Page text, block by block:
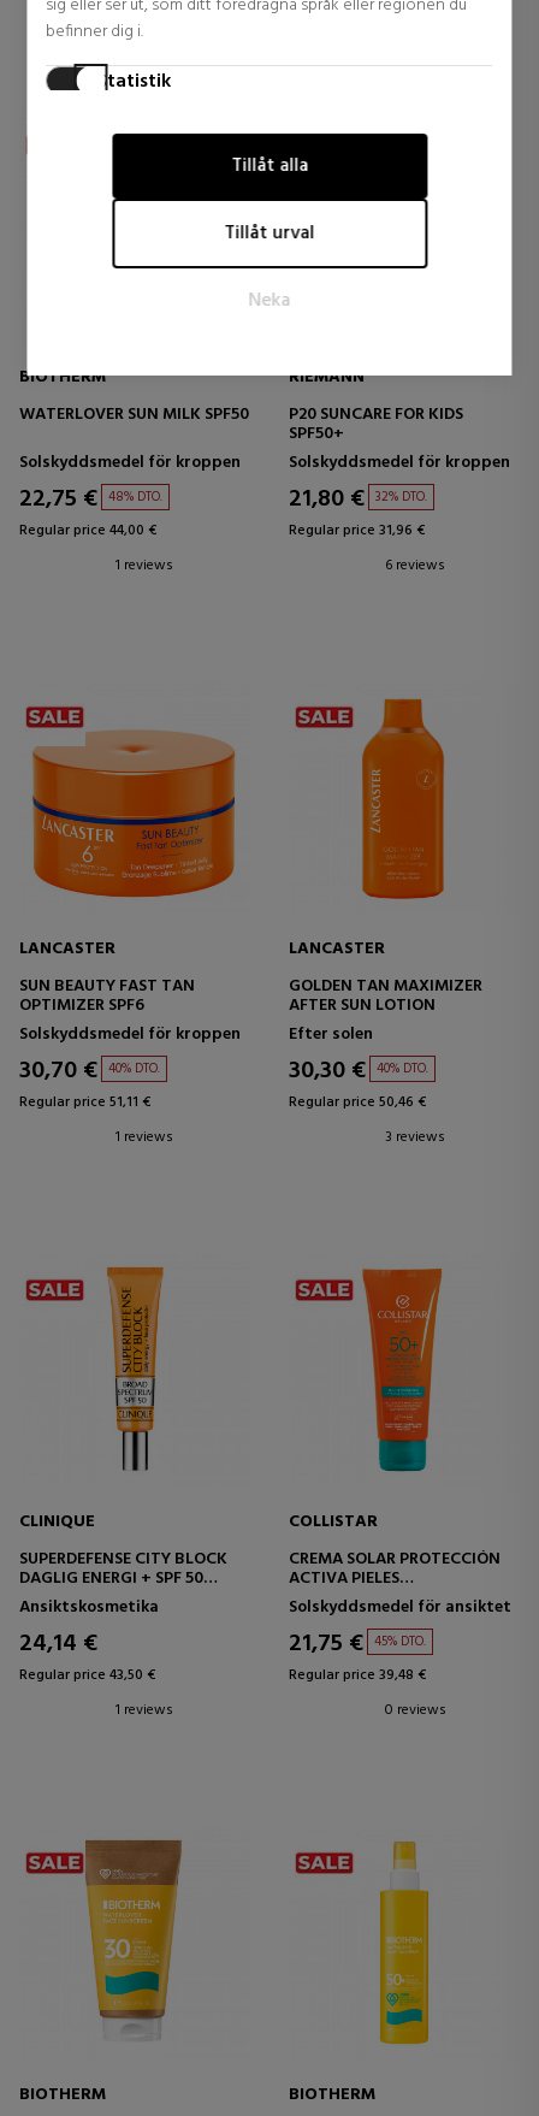
befinner dig i.
Statistik
besökare interagerar med webbplatser genom att samla in
och rapportera information anonymt.
webbplatser. Avsikten är att visa annonser som är relevanta
och engagerande för den enskilda användaren och därmed
Tillåt alla
Tillåt urval
Neka
BIOTHERM
WATERLOVER SUN MILK SPF50
Solskyddsmedel för kroppen
22,75 € 48% DTO.
Regular price 44,00 €
1 reviews
RIEMANN
P20 SUNCARE FOR KIDS
SPF50+
Solskyddsmedel för kroppen
21,80 € 32% DTO.
Regular price 31,96 €
6 reviews
LANCASTER
SUN BEAUTY FAST TAN
OPTIMIZER SPF6
Solskyddsmedel för kroppen
30,70 € 40% DTO.
Regular price 51,11 €
1 reviews
LANCASTER
GOLDEN TAN MAXIMIZER
AFTER SUN LOTION
Efter solen
30,30 € 40% DTO.
Regular price 50,46 €
3 reviews
CLINIQUE
SUPERDEFENSE CITY BLOCK
DAGLIG ENERGI + SPF 50
ANSIKTSSKYDD
Ansiktskosmetika
24,14 €
Regular price 43,50 €
1 reviews
COLLISTAR
CREMA SOLAR PROTECCIÓN
ACTIVA PIELES
HIPERSENSIBLES SPF50+
Solskyddsmedel för ansiktet
21,75 € 45% DTO.
Regular price 39,48 €
0 reviews
BIOTHERM
BIOTHERM